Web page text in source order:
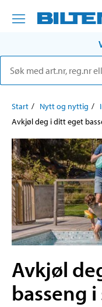
Start Nytt og nyttig
Avkjøl deg i ditt eget
Avkjøl
basseng